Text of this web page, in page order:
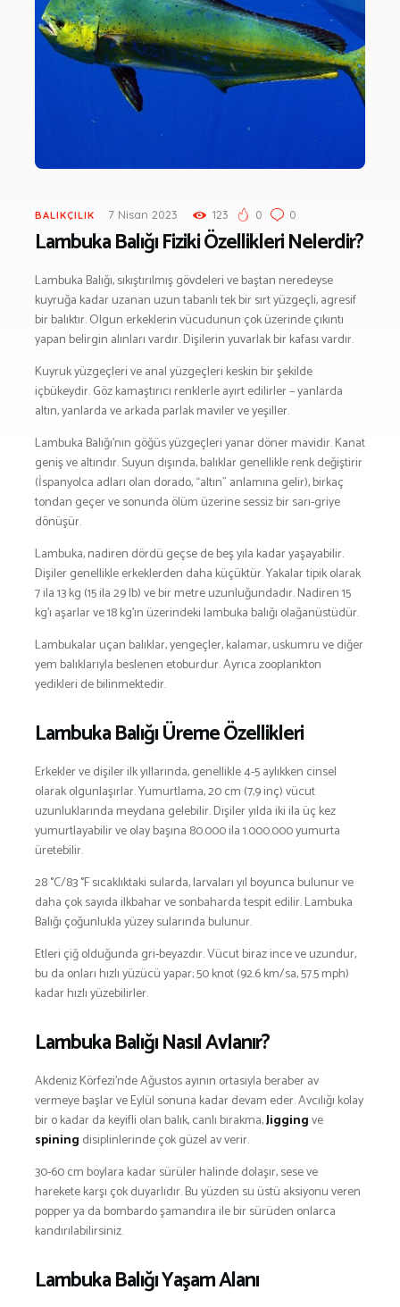
BESLENME
BİSİKLET
DAĞCILIK
DENİZ & HAVUZ
GİYİM
KAMPÇILIK
KARA AVI
OTO | MOTO
KAYAK
KOŞU
PET SHOP
YAŞAM VE SAĞLIK
SCUBA DALIŞ
SEYAHAT
SNOWBOARD
SPOR & FİTNESS
TEKNE & YAT
TEKNOLOJİ
TENİS
TIRMANIŞ
YÜRÜYÜŞ
YÜZME
ARŞİVLER
BALIKÇILIK 7 Nisan 2023 123 0 0
Lambuka Balığı Fiziki Özellikleri Nelerdir?
Lambuka Balığı, sıkıştırılmış gövdeleri ve baştan neredeyse
kuyruğa kadar uzanan uzun tabanlı tek bir sırt yüzgeçli, agresif
bir balıktır. Olgun erkeklerin vücudunun çok üzerinde çıkıntı
yapan belirgin alınları vardır. Dişilerin yuvarlak bir kafası vardır.
Kuyruk yüzgeçleri ve anal yüzgeçleri keskin bir şekilde
içbükeydir. Göz kamaştırıcı renklerle ayırt edilirler – yanlarda
altın, yanlarda ve arkada parlak maviler ve yeşiller.
Lambuka Balığı’nın göğüs yüzgeçleri yanar döner mavidir. Kanat
geniş ve altındır. Suyun dışında, balıklar genellikle renk değiştirir
(İspanyolca adları olan dorado, “altın” anlamına gelir), birkaç
tondan geçer ve sonunda ölüm üzerine sessiz bir sarı-griye
dönüşür.
Lambuka, nadiren dördü geçse de beş yıla kadar yaşayabilir.
Dişiler genellikle erkeklerden daha küçüktür. Yakalar tipik olarak
7 ila 13 kg (15 ila 29 lb) ve bir metre uzunluğundadır. Nadiren 15
kg’ı aşarlar ve 18 kg’ın üzerindeki lambuka balığı olağanüstüdür.
Lambukalar uçan balıklar, yengeçler, kalamar, uskumru ve diğer
yem balıklarıyla beslenen etoburdur. Ayrıca zooplankton
yedikleri de bilinmektedir.
Lambuka Balığı Üreme Özellikleri
Erkekler ve dişiler ilk yıllarında, genellikle 4-5 aylıkken cinsel
olarak olgunlaşırlar. Yumurtlama, 20 cm (7,9 inç) vücut
uzunluklarında meydana gelebilir. Dişiler yılda iki ila üç kez
yumurtlayabilir ve olay başına 80.000 ila 1.000.000 yumurta
üretebilir.
28 °C/83 °F sıcaklıktaki sularda, larvaları yıl boyunca bulunur ve
daha çok sayıda ilkbahar ve sonbaharda tespit edilir. Lambuka
Balığı çoğunlukla yüzey sularında bulunur.
Etleri çiğ olduğunda gri-beyazdır. Vücut biraz ince ve uzundur,
bu da onları hızlı yüzücü yapar; 50 knot (92.6 km/sa, 57.5 mph)
kadar hızlı yüzebilirler.
Lambuka Balığı Nasıl Avlanır?
Akdeniz Körfezi’nde Ağustos ayının ortasıyla beraber av
vermeye başlar ve Eylül sonuna kadar devam eder. Avcılığı kolay
bir o kadar da keyifli olan balık, canlı bırakma,Jiggingve
spining disiplinlerinde çok güzel av verir.
30-60 cm boylara kadar sürüler halinde dolaşır, sese ve
harekete karşı çok duyarlıdır. Bu yüzden su üstü aksiyonu veren
popper ya da bombardo şamandıra ile bir sürüden onlarca
kandırılabilirsiniz.
Lambuka Balığı Yaşam Alanı